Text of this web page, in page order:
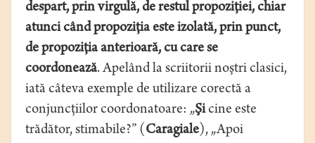
despart, prin virgulă, de restul propoziţiei, chiar
atunci când propoziţia este izolată, prin punct,
de propoziţia anterioară, cu care se
coordonează. Apelând la scriitorii noştri clasici,
iată câteva exemple de utilizare corectă a
conjuncţiilor coordonatoare: „Şicine este
trădător, stimabile?” (Caragiale), „Apoi